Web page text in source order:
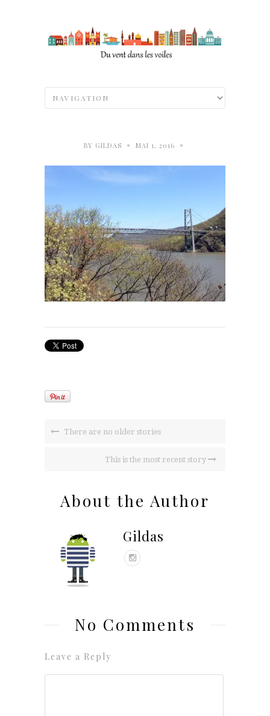
BY GILDAS • MAI 1, 2016 •
There are no older stories
This is the most recent story
About the Author
Gildas
No Comments
Leave a Reply